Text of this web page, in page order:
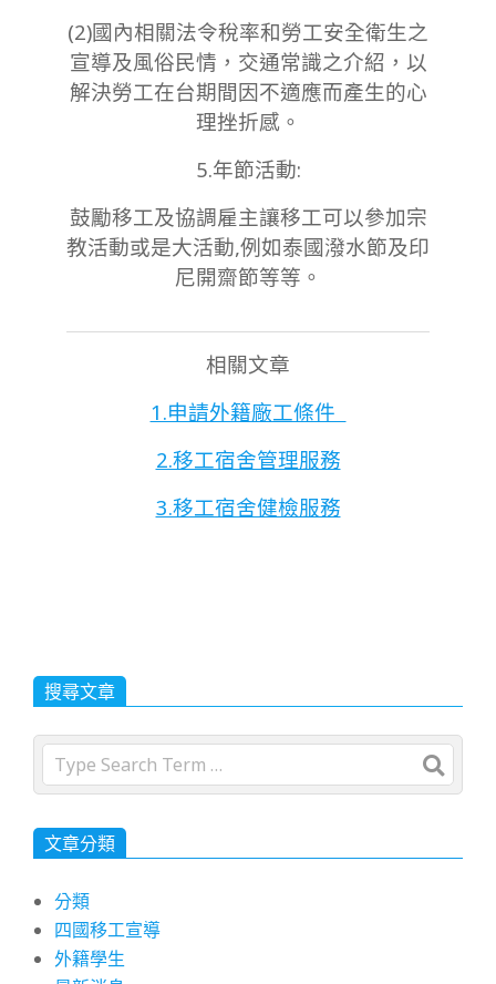
(2)國內相關法令稅率和勞工安全衛生之
宣導及風俗民情，交通常識之介紹，以
解決勞工在台期間因不適應而產生的心
理挫折感。
5.年節活動:
鼓勵移工及協調雇主讓移工可以參加宗
教活動或是大活動,例如泰國潑水節及印
尼開齋節等等。
相關文章
1.申請外籍廠工條件
2.移工宿舍管理服務
3.移工宿舍健檢服務
搜尋文章
Search
文章分類
分類
四國移工宣導
外籍學生